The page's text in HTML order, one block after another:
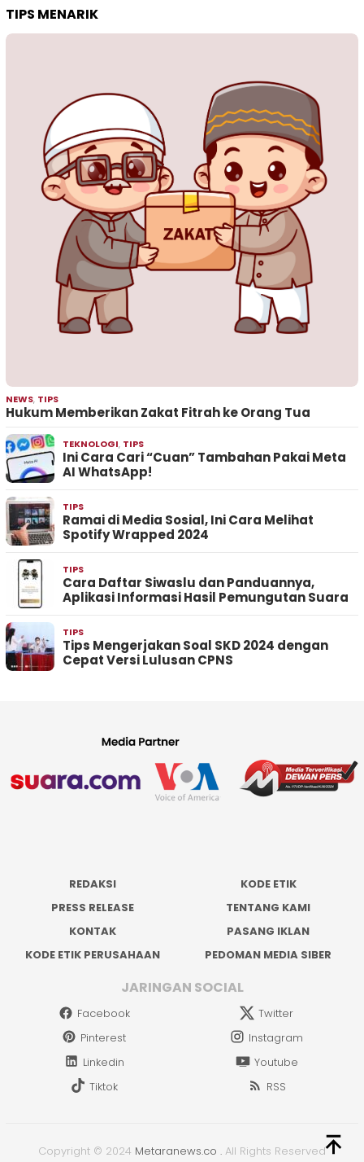
TIPS MENARIK
NEWS, TIPS
Hukum Memberikan Zakat Fitrah ke Orang Tua
TEKNOLOGI, TIPS
Ini Cara Cari “Cuan” Tambahan Pakai Meta
AI WhatsApp!
TIPS
Ramai di Media Sosial, Ini Cara Melihat
Spotify Wrapped 2024
TIPS
Cara Daftar Siwaslu dan Panduannya,
Aplikasi Informasi Hasil Pemungutan Suara
TIPS
Tips Mengerjakan Soal SKD 2024 dengan
Cepat Versi Lulusan CPNS
REDAKSI
KODE ETIK
PRESS RELEASE
TENTANG KAMI
KONTAK
PASANG IKLAN
KODE ETIK PERUSAHAAN
PEDOMAN MEDIA SIBER
JARINGAN SOCIAL
Facebook
Twitter
Pinterest
Instagram
Linkedin
Youtube
Tiktok
RSS
Copyright © 2024 Metaranews.co . All Rights Reserved